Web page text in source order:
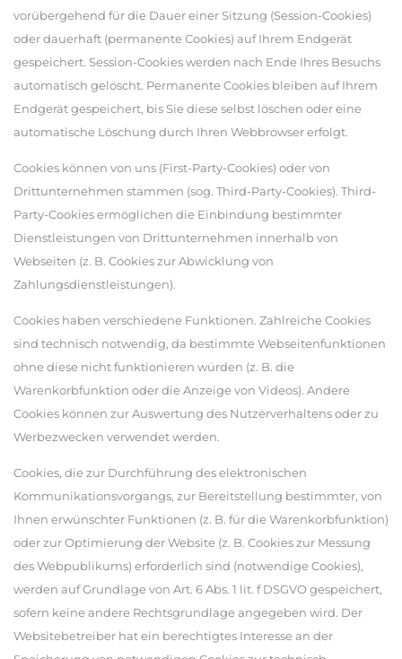
vorübergehend für die Dauer einer Sitzung (Session-Cookies)
oder dauerhaft (permanente Cookies) auf Ihrem Endgerät
gespeichert. Session-Cookies werden nach Ende Ihres Besuchs
automatisch gelöscht. Permanente Cookies bleiben auf Ihrem
Endgerät gespeichert, bis Sie diese selbst löschen oder eine
automatische Löschung durch Ihren Webbrowser erfolgt.
Cookies können von uns (First-Party-Cookies) oder von
Drittunternehmen stammen (sog. Third-Party-Cookies). Third-
Party-Cookies ermöglichen die Einbindung bestimmter
Dienstleistungen von Drittunternehmen innerhalb von
Webseiten (z. B. Cookies zur Abwicklung von
Zahlungsdienstleistungen).
Cookies haben verschiedene Funktionen. Zahlreiche Cookies
sind technisch notwendig, da bestimmte Webseitenfunktionen
ohne diese nicht funktionieren würden (z. B. die
Warenkorbfunktion oder die Anzeige von Videos). Andere
Cookies können zur Auswertung des Nutzerverhaltens oder zu
Werbezwecken verwendet werden.
Cookies, die zur Durchführung des elektronischen
Kommunikationsvorgangs, zur Bereitstellung bestimmter, von
Ihnen erwünschter Funktionen (z. B. für die Warenkorbfunktion)
oder zur Optimierung der Website (z. B. Cookies zur Messung
des Webpublikums) erforderlich sind (notwendige Cookies),
werden auf Grundlage von Art. 6 Abs. 1 lit. f DSGVO gespeichert,
sofern keine andere Rechtsgrundlage angegeben wird. Der
Websitebetreiber hat ein berechtigtes Interesse an der